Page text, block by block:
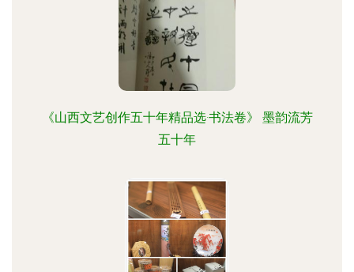
《山西文艺创作五十年精品选·书法卷》 墨韵流芳
五十年